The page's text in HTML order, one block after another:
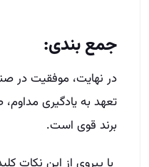
جمع بندی:
در نهایت، موفقیت در
تعهد به یادگیری
برند قوی است.